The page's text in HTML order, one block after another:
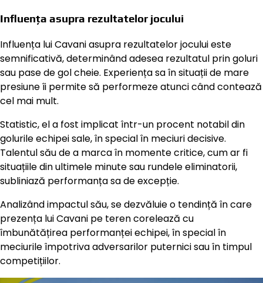
Influența asupra rezultatelor jocului
Influența lui Cavani asupra rezultatelor jocului este
semnificativă, determinând adesea rezultatul prin goluri
sau pase de gol cheie. Experiența sa în situații de mare
presiune îi permite să performeze atunci când contează
cel mai mult.
Statistic, el a fost implicat într-un procent notabil din
golurile echipei sale, în special în meciuri decisive.
Talentul său de a marca în momente critice, cum ar fi
situațiile din ultimele minute sau rundele eliminatorii,
subliniază performanța sa de excepție.
Analizând impactul său, se dezvăluie o tendință în care
prezența lui Cavani pe teren corelează cu
îmbunătățirea performanței echipei, în special în
meciurile împotriva adversarilor puternici sau în timpul
competițiilor.